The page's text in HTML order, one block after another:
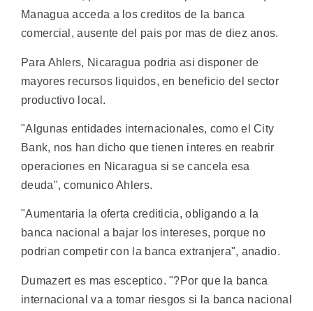
Managua acceda a los creditos de la banca
comercial, ausente del pais por mas de diez anos.
Para Ahlers, Nicaragua podria asi disponer de
mayores recursos liquidos, en beneficio del sector
productivo local.
"Algunas entidades internacionales, como el City
Bank, nos han dicho que tienen interes en reabrir
operaciones en Nicaragua si se cancela esa
deuda", comunico Ahlers.
"Aumentaria la oferta crediticia, obligando a la
banca nacional a bajar los intereses, porque no
podrian competir con la banca extranjera", anadio.
Dumazert es mas esceptico. "?Por que la banca
internacional va a tomar riesgos si la banca nacional